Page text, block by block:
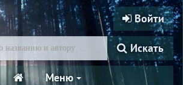
Войти
Искать
Меню